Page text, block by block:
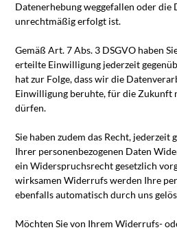
Datenerhebung weggefallen oder die
unrechtmäßig erfolgt ist.
Gemäß Art. 7 Abs. 3 DSGVO haben
erteilte Einwilligung jederzeit
hat zur Folge, dass wir die
Einwilligung beruhte, für die
dürfen.
Sie haben zudem das Recht, jederzeit
Ihrer personenbezogenen Daten
ein Widerspruchsrecht gesetzlich
wirksamen Widerrufs werden Ihre
ebenfalls automatisch durch uns
Möchten Sie von Ihrem Widerrufs-